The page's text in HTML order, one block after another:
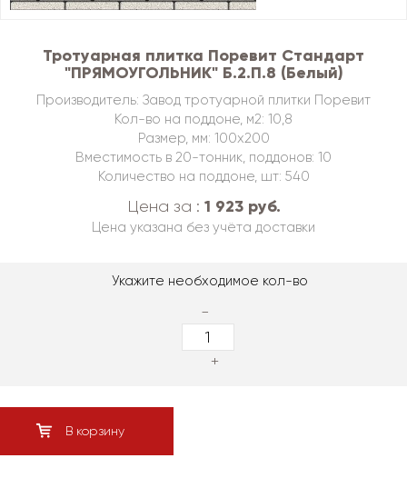
Тротуарная плитка Поревит Стандарт
"ПРЯМОУГОЛЬНИК" Б.2.П.8 (Белый)
Производитель: Завод тротуарной плитки Поревит
Кол-во на поддоне, м2: 10,8
Размер, мм: 100х200
Вместимость в 20-тонник, поддонов: 10
Количество на поддоне, шт: 540
Цена за : 1 923 руб.
Цена указана без учёта доставки
Укажите необходимое кол-во
-
+
В корзину